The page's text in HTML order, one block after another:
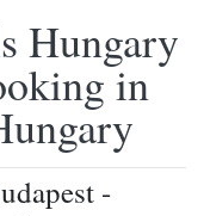
Hungary
in
-